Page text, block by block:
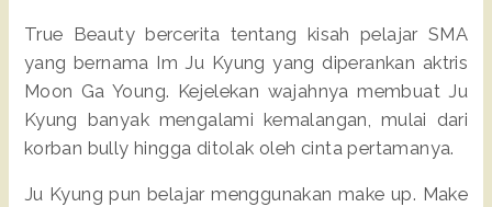
True Beauty bercerita tentang kisah pelajar SMA
yang bernama Im Ju Kyung yang diperankan aktris
Moon Ga Young. Kejelekan wajahnya membuat Ju
Kyung banyak mengalami kemalangan, mulai dari
korban bully hingga ditolak oleh cinta pertamanya.
Ju Kyung pun belajar menggunakan make up. Make